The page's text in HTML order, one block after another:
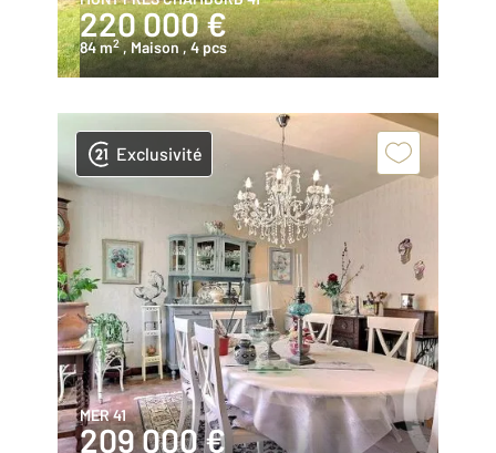
220 000 €
84 m2 , Maison, 4 pcs
Exclusivité
MER 41
209 000 €